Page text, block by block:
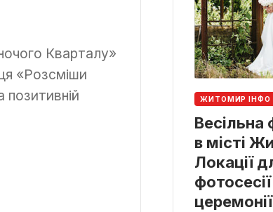
Кварталу»
«Розсміши
позитивній
ЖИТОМИР ІНФО
Весільна
в місті
Локації